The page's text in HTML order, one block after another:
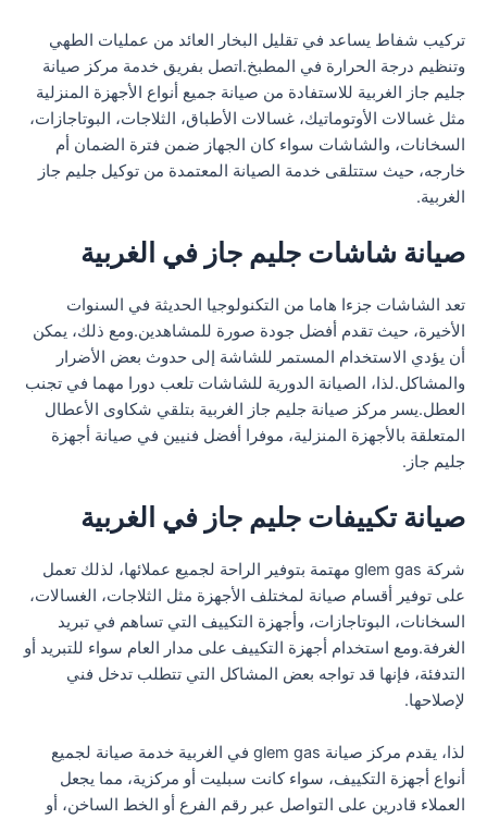
تركيب شفاط يساعد في تقليل البخار العائد من عمليات الطهي
وتنظيم درجة الحرارة في المطبخ.اتصل بفريق خدمة مركز صيانة
جليم جاز الغربية للاستفادة من صيانة جميع أنواع الأجهزة المنزلية
مثل غسالات الأوتوماتيك، غسالات الأطباق، الثلاجات، البوتاجازات،
السخانات، والشاشات سواء كان الجهاز ضمن فترة الضمان أم
خارجه، حيث ستتلقى خدمة الصيانة المعتمدة من توكيل جليم جاز
الغربية.
صيانة شاشات جليم جاز في الغربية
تعد الشاشات جزءا هاما من التكنولوجيا الحديثة في السنوات
الأخيرة، حيث تقدم أفضل جودة صورة للمشاهدين.ومع ذلك، يمكن
أن يؤدي الاستخدام المستمر للشاشة إلى حدوث بعض الأضرار
والمشاكل.لذا، الصيانة الدورية للشاشات تلعب دورا مهما في تجنب
العطل.يسر مركز صيانة جليم جاز الغربية بتلقي شكاوى الأعطال
المتعلقة بالأجهزة المنزلية، موفرا أفضل فنيين في صيانة أجهزة
جليم جاز.
صيانة تكييفات جليم جاز في الغربية
شركة glem gas مهتمة بتوفير الراحة لجميع عملائها، لذلك تعمل
على توفير أقسام صيانة لمختلف الأجهزة مثل الثلاجات، الغسالات،
السخانات، البوتاجازات، وأجهزة التكييف التي تساهم في تبريد
الغرفة.ومع استخدام أجهزة التكييف على مدار العام سواء للتبريد أو
التدفئة، فإنها قد تواجه بعض المشاكل التي تتطلب تدخل فني
لإصلاحها.
لذا، يقدم مركز صيانة glem gas في الغربية خدمة صيانة لجميع
أنواع أجهزة التكييف، سواء كانت سبليت أو مركزية، مما يجعل
العملاء قادرين على التواصل عبر رقم الفرع أو الخط الساخن، أو